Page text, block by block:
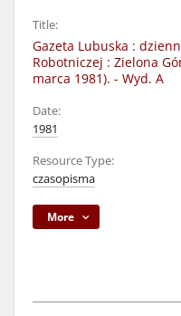
Title:
Gazeta Lubuska :
Robotniczej : Zielona
marca 1981). - Wyd. A
Date:
1981
Resource Type:
czasopisma
More